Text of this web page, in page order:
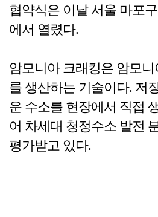
협약식은 이날 서울 마포
에서 열렸다.
암모니아 크래킹은 암모
를 생산하는 기술이다. 저
운 수소를 현장에서 직접
어 차세대 청정수소 발전
평가받고 있다.